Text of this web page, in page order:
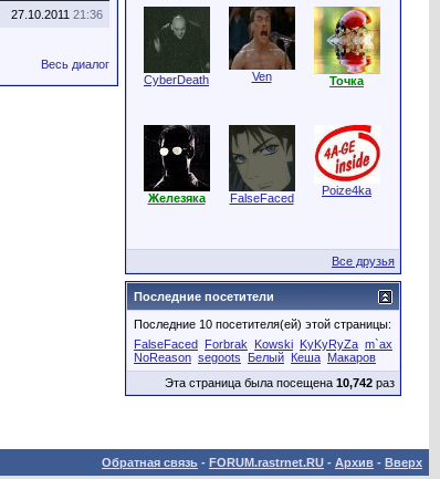
27.10.2011 21:36
Весь диалог
CyberDeath Ven Точка
Железяка FalseFaced
Poize4ka
Все друзья
Последние посетители
Последние 10 посетителя(ей) этой страницы:
FalseFaced Forbrak Kowski KyKyRyZa m`ax
NoReason segoots Белый Кеша Макаров
Эта страница была посещена 10,742 раз
Обратная связь - FORUM.rastrnet.RU - Архив - Вверх